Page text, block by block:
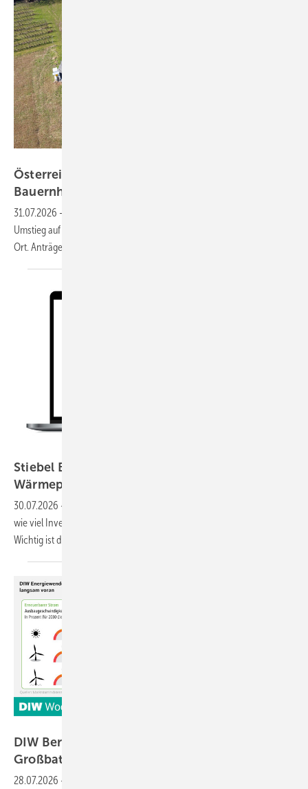
Österreich fördert Energiewende auf
Bauernhöfen
31.07.2026 -
Umstieg auf die Eigenerzeugung von Energie und deren Nutzung vor
Ort. Anträge sind noch bis Mitte November 2026
Stiebel Eltron veröffentlicht Onlinerechner für
Wärmepumpenförderung
30.07.2026 -
wie viel Investitionszuschuss sie beim Heizungstausch bekommen.
Wichtig ist das
DIW Berlin: Photovoltaik-Tempo sinkt –
Großbatterien wachsen, aber zu
28.07.2026 -